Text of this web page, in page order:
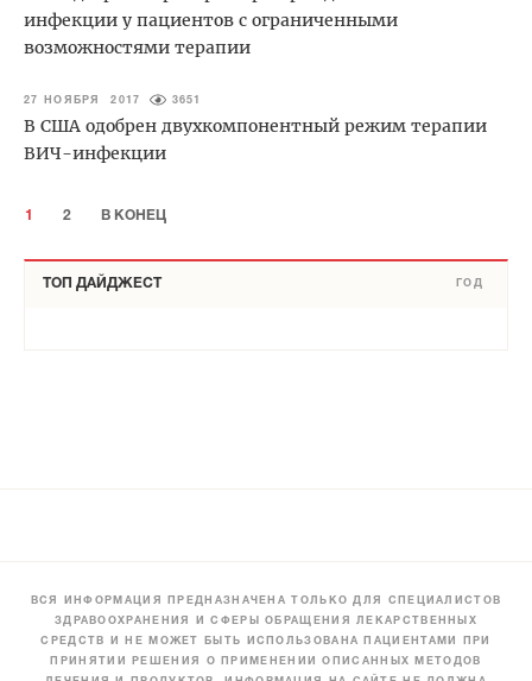
инфекции у пациентов с ограниченными
возможностями терапии
27 НОЯБРЯ 2017 3651
В США одобрен двухкомпонентный режим терапии
ВИЧ-инфекции
1 2 В КОНЕЦ
ТОП ДАЙДЖЕСТ ГОД
ВСЯ ИНФОРМАЦИЯ ПРЕДНАЗНАЧЕНА ТОЛЬКО ДЛЯ СПЕЦИАЛИСТОВ
ЗДРАВООХРАНЕНИЯ И СФЕРЫ ОБРАЩЕНИЯ ЛЕКАРСТВЕННЫХ
СРЕДСТВ И НЕ МОЖЕТ БЫТЬ ИСПОЛЬЗОВАНА ПАЦИЕНТАМИ ПРИ
ПРИНЯТИИ РЕШЕНИЯ О ПРИМЕНЕНИИ ОПИСАННЫХ МЕТОДОВ